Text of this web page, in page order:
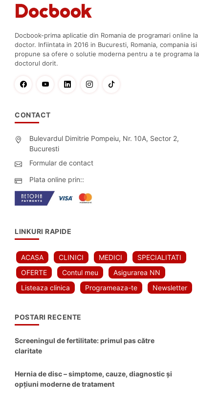
Docbook-prima aplicatie din Romania de programari online la
doctor. Infiintata in 2016 in Bucuresti, Romania, compania isi
propune sa ofere o solutie moderna pentru a te programa la
doctorul dorit.
CONTACT
Bulevardul Dimitrie Pompeiu, Nr. 10A, Sector 2,
Bucuresti
Formular de contact
Plata online prin::
LINKURI RAPIDE
ACASA CLINICI MEDICI
SPECIALITATI
OFERTE
Contul meu
Asigurarea NN
Listeaza clinica
Programeaza-te Newsletter
POSTARI RECENTE
Screeningul de fertilitate: primul pas către
claritate
Hernia de disc – simptome, cauze, diagnostic și
opțiuni moderne de tratament